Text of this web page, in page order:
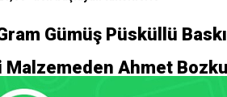
Gümüş Püsküllü
Malzemeden Ahmet